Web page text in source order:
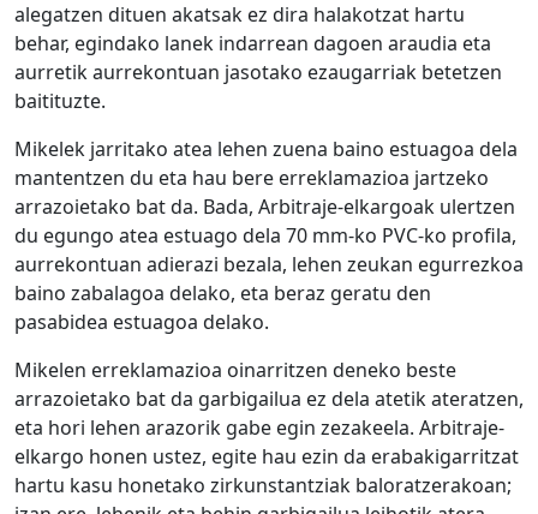
alegatzen dituen akatsak ez dira halakotzat hartu
behar, egindako lanek indarrean dagoen araudia eta
aurretik aurrekontuan jasotako ezaugarriak betetzen
baitituzte.
Mikelek jarritako atea lehen zuena baino estuagoa dela
mantentzen du eta hau bere erreklamazioa jartzeko
arrazoietako bat da. Bada, Arbitraje-elkargoak ulertzen
du egungo atea estuago dela 70 mm-ko PVC-ko profila,
aurrekontuan adierazi bezala, lehen zeukan egurrezkoa
baino zabalagoa delako, eta beraz geratu den
pasabidea estuagoa delako.
Mikelen erreklamazioa oinarritzen deneko beste
arrazoietako bat da garbigailua ez dela atetik ateratzen,
eta hori lehen arazorik gabe egin zezakeela. Arbitraje-
elkargo honen ustez, egite hau ezin da erabakigarritzat
hartu kasu honetako zirkunstantziak baloratzerakoan;